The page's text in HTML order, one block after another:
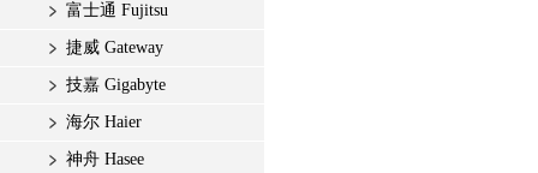
富士通 Fujitsu
捷威 Gateway
技嘉 Gigabyte
海尔 Haier
神舟 Hasee